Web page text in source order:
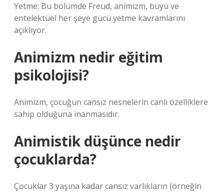
Yetme: Bu bölümde Freud, animizm, büyü ve
entelektüel her şeye gücü yetme kavramlarını
açıklıyor.
Animizm nedir eğitim
psikolojisi?
Animizm, çocuğun cansız nesnelerin canlı özelliklere
sahip olduğuna inanmasıdır.
Animistik düşünce nedir
çocuklarda?
Çocuklar 3 yaşına kadar cansız varlıkların (örneğin